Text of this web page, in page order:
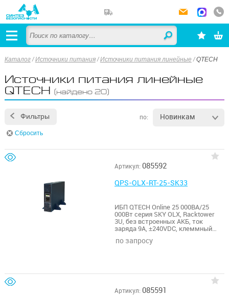
Каталог /Источники питания /Источники питания линейные /QTECH
Источники питания линейные
QTECH (найдено 20)
Фильтры по: Новинкам
Сбросить
Артикул: 085592
QPS-OLX-RT-25-SK33
ИБП QTECH Online 25 000ВА/25
000Вт серия SKY OLX, Racktower
3U, без встроенных АКБ, ток
заряда 9А, ±240VDC, клеммный
по запросу
Артикул: 085591